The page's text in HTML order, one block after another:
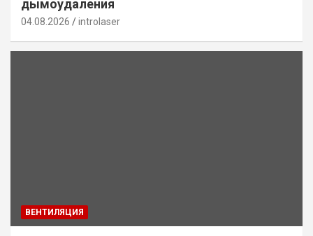
дымоудаления
04.08.2026 introlaser
ВЕНТИЛЯЦИЯ